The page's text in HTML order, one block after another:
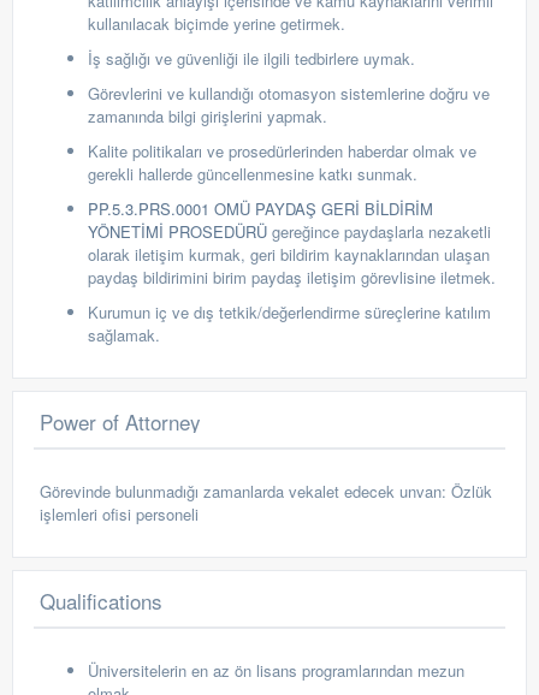
kullanılacak biçimde yerine getirmek.
İş sağlığı ve güvenliği ile ilgili tedbirlere uymak.
Görevlerini ve kullandığı otomasyon sistemlerine doğru ve
zamanında bilgi girişlerini yapmak.
Kalite politikaları ve prosedürlerinden haberdar olmak ve
gerekli hallerde güncellenmesine katkı sunmak.
PP.5.3.PRS.0001 OMÜ PAYDAŞ GERİ BİLDİRİM
YÖNETİMİ PROSEDÜRÜ gereğince paydaşlarla nezaketli
olarak iletişim kurmak, geri bildirim kaynaklarından ulaşan
paydaş bildirimini birim paydaş iletişim görevlisine iletmek.
Kurumun iç ve dış tetkik/değerlendirme süreçlerine katılım
sağlamak.
Power of Attorney
Görevinde bulunmadığı zamanlarda vekalet edecek unvan: Özlük
işlemleri ofisi personeli
Qualifications
Üniversitelerin en az ön lisans programlarından mezun